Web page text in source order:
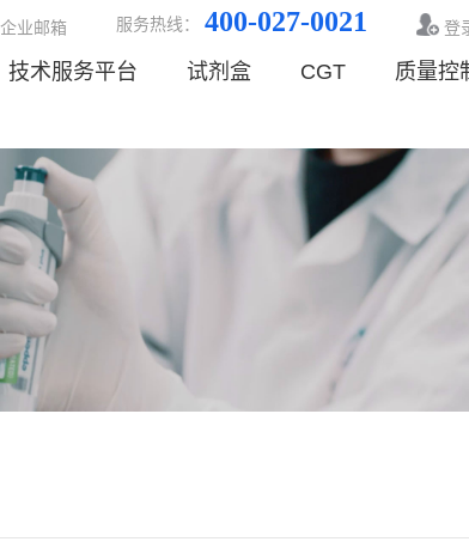
企业邮箱 服务热线： 400-027-0021 登
技术服务平台 试剂盒 CGT 质量控